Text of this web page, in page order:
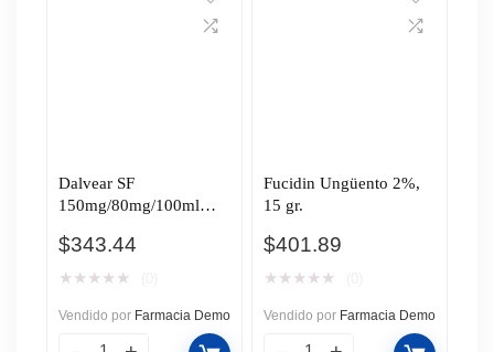
Dalvear SF
150mg/80mg/100ml
Miel-Lima-Limón, 200
ml.
$343.44
★ ★ ★ ★ ★
Vendido por Farmacia Demo
Fucidin Ungüento 2%,
15 gr.
$401.89
★ ★ ★ ★ ★
Vendido por Farmacia Demo